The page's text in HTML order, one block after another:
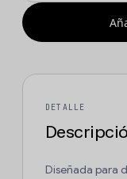
DETALLE
Diseñada para